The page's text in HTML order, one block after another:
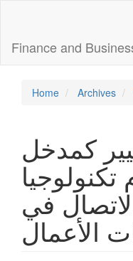
Content
Sidebar
Finance and
Home Archives
كمدخل
تكنولوجيا
في
الأعمال